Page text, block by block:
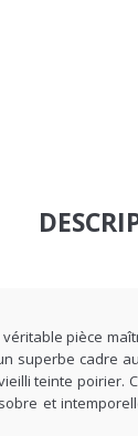
pièce
superbe cadre
teinte poirier.
et